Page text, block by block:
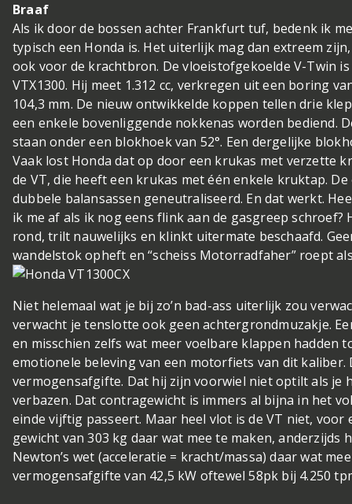
Braaf
Als ik door de bossen achter Frankfurt tuf, bedenk ik
typisch een Honda is. Het uiterlijk mag dan extreem
ook voor de krachtbron. De vloeistofgekoelde V-Twin
VTX1300. Hij meet 1.312 cc, verkregen uit een boring
104,3 mm. De nieuw ontwikkelde koppen tellen drie
een enkele bovenliggende nokkenas worden bediend.
staan onder een blokhoek van 52°. Een dergelijke
Vaak lost Honda dat op door een krukas met verzette
de VT, die heeft een krukas met één enkele kruktap.
dubbele balansassen geneutraliseerd. En dat werkt.
ik me af als ik nog eens flink aan de gasgreep
rond, trilt nauwelijks en klinkt uitermate beschaafd.
wandelstok opheft en “scheiss Motorradfaher” roept
Niet helemaal wat je bij zo’n bad-ass uiterlijk zou
verwacht je tenslotte ook geen achtergrondmuzakje.
en misschien zelfs wat meer voelbare klappen hadden
emotionele beleving van een motorfiets van dit kaliber.
vermogensafgifte. Dat hij zijn voorwiel niet optilt als je
verbazen. Dat contragewicht is immers al bijna in het
einde vijftig passeert. Maar heel vlot is de VT niet, voor
gewicht van 303 kg daar wat mee te maken, anderzijds
Newton’s wet (acceleratie = kracht/massa) daar wat
vermogensafgifte van 42,5 kW oftewel 58pk bij 4.250